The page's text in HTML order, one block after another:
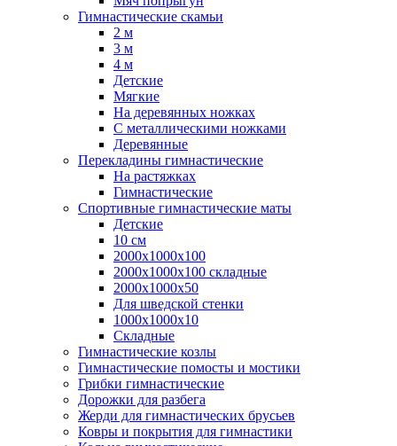
Гимнастические скамьи
2 м
3 м
4 м
Детские
Мягкие
На деревянных ножках
С металлическими ножками
Деревянные
Перекладины гимнастические
На растяжках
Гимнастические
Спортивные гимнастические маты
Детские
10 см
2000х1000х100
2000х1000х100 складные
2000х1000х50
Для шведской стенки
1000х1000х10
Складные
Гимнастические козлы
Гимнастические помосты и мостики
Грибки гимнастические
Дорожки для разбега
Жерди для гимнастических брусьев
Ковры и покрытия для гимнастики